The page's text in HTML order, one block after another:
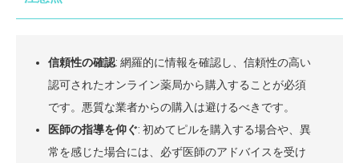
信頼性の確認: 網羅的に情報を確認し、信頼性の高い
認可されたオンライン薬局から購入することが必須
です。悪質な業者からの購入は避けるべきです。
医師の指導を仰ぐ: 初めてピルを購入する場合や、異
常を感じた場合には、必ず医師のアドバイスを受け